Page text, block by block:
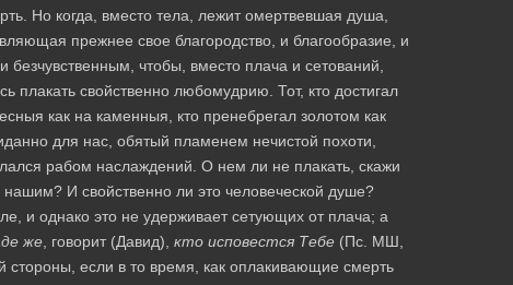
Но когда, вместо тела, лежит омертвевшая душа,
прежнее свое благородство, и благообразие, и
безчувственным, чтобы, вместо плача и сетований,
плакать свойственно любомудрию. Тот, кто достигал
как на каменныя, кто пренебрегал золотом как
для нас, обятый пламенем нечистой похоти,
рабом наслаждений. О нем ли не плакать, скажи
И свойственно ли это человеческой душе?
и однако это не удерживает сетующих от плача; а
же , говорит (Давид), кто исповестся Тебе (Пс. МШ,
если в то время, как оплакивающие смерть